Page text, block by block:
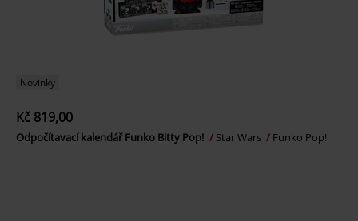
Novinky
Kč 819,00
Odpočítavací kalendář Funko Bitty Pop! Star Wars Funko Pop!